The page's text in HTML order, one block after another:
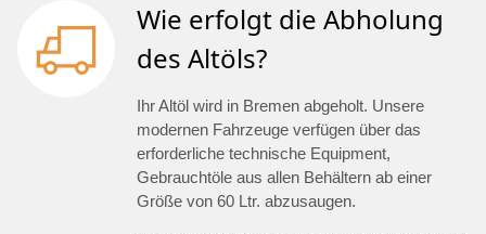
Wie erfolgt die Abholung
des Altöls?
Ihr Altöl wird in Bremen abgeholt. Unsere
modernen Fahrzeuge verfügen über das
erforderliche technische Equipment,
Gebrauchtöle aus allen Behältern ab einer
Größe von 60 Ltr. abzusaugen.